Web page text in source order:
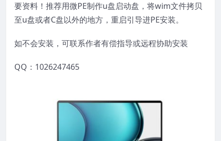
要资料！推荐用微PE制作u盘启动盘，将wim文件拷贝
至u盘或者C盘以外的地方，重启引导进PE安装。
如不会安装，可联系作者有偿指导或远程协助安装
QQ：1026247465